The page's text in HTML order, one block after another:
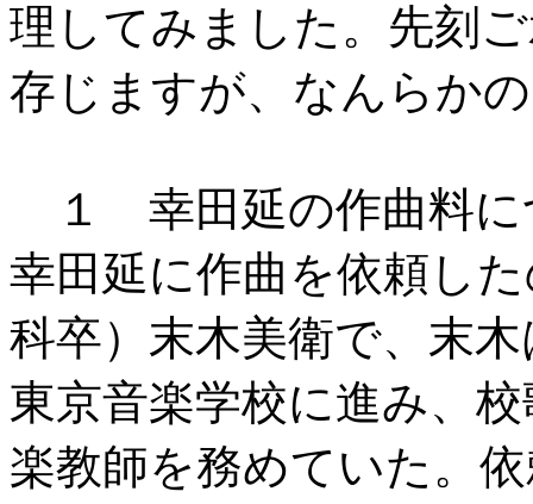
理してみました。先刻
存じますが、なんらか
１ 幸田延の作曲料に
幸田延に作曲を依頼し
科卒）末木美衛で、末
東京音楽学校に進み、校
楽教師を務めていた。